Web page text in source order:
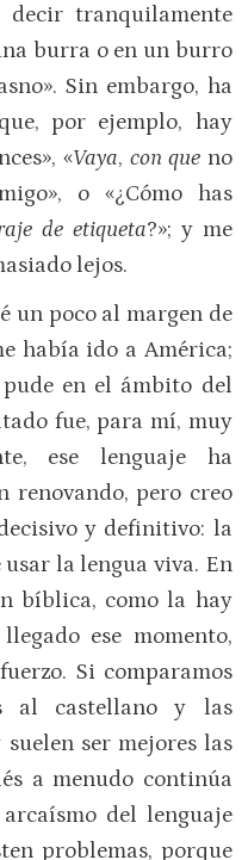
decir tranquilamente
burra o en un burro
Sin embargo, ha
por ejemplo, hay
«Vaya, con que no
o «¿Cómo has
de etiqueta?»; y me
lejos.
un poco al margen de
había ido a América;
en el ámbito del
fue, para mí, muy
ese lenguaje ha
renovando, pero creo
y definitivo: la
usar la lengua viva. En
bíblica, como la hay
ese momento,
Si comparamos
al castellano y las
ser mejores las
a menudo continúa
del lenguaje
problemas, porque